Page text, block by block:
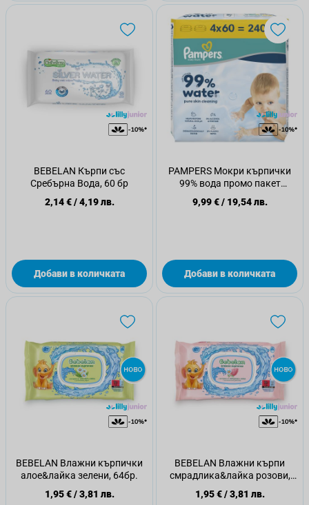
BEBELAN Кърпи със
Сребърна Вода, 60 бр
2,14 €/4,19 лв.
Добави в количката
PAMPERS Мокри кърпички
99% вода промо пакет
4х60бр.
9,99 €/ 19,54 лв.
Добави в количката
BEBELAN Влажни кърпички
алое&лайка зелени, 64бр.
1,95 €/3,81 лв.
BEBELAN Влажни кърпи
смрадлика&лайка розови,
64бр.
1,95 €/3,81 лв.